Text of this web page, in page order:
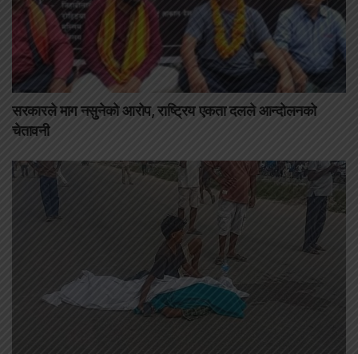
सरकारले माग नसुनेको आरोप, राष्ट्रिय एकता दलले आन्दोलनको
चेतावनी